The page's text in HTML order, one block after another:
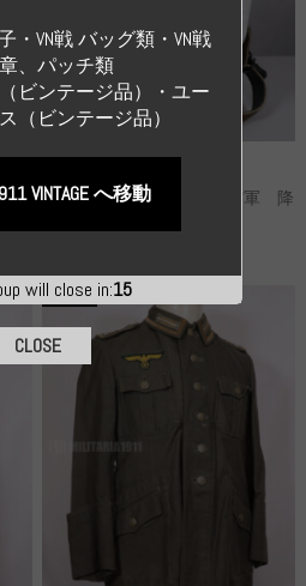
歩
WWII GERMANY
高品質レプリカ ドイツ空軍 降
売り切れ
will close in:14
・VN戦 バッグ類・VN戦
、パッチ類
（ビンテージ品）・ユー
（ビンテージ品）
VINTAGE へ移動
CLOSE